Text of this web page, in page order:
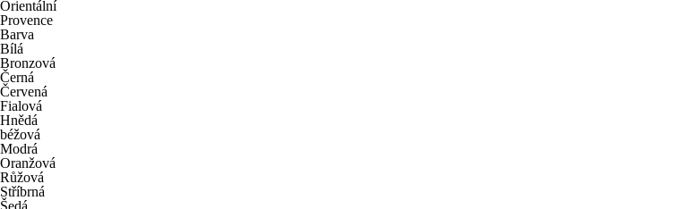
Orientální
Provence
Barva
Bílá
Bronzová
Černá
Červená
Fialová
Hnědá
béžová
Modrá
Oranžová
Růžová
Stříbrná
Šedá